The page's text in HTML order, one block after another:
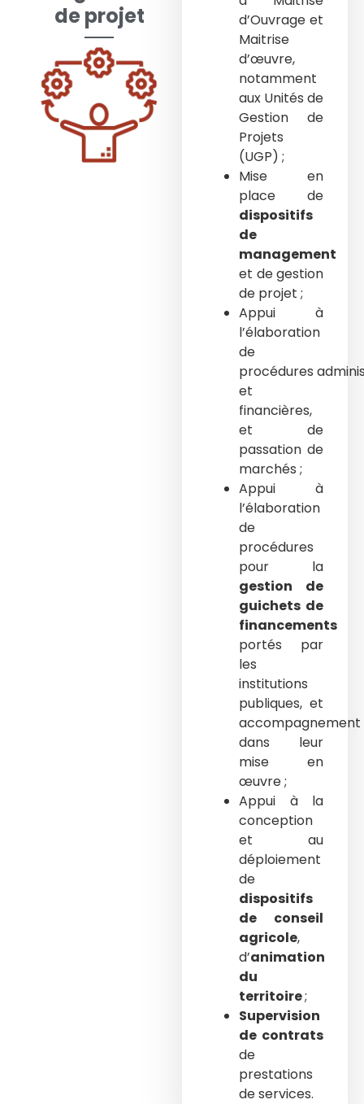
de projet
d’Ouvrage et
Maitrise
d’œuvre,
notamment
aux Unités de
Gestion de
Projets
(UGP) ;
Mise en
place de
dispositifs
de
management
et de gestion
de projet ;
Appui à
l’élaboration
de
procédures
et
financières,
et de
passation de
marchés ;
Appui à
l’élaboration
de
procédures
pour la
gestion de
guichets de
financements
portés par
les
institutions
publiques, et
accompagnement
dans leur
mise en
œuvre ;
Appui à la
conception
et au
déploiement
de
dispositifs
de conseil
agricole,
d’animation
du
territoire;
Supervision
de contrats
de
prestations
de services.